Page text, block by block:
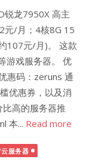
锐龙7950X 高主
元/月；4核8G 15
107元/月)。 这款
游戏服务器。 优
惠码：zeruns 通
优惠券，以及消
高的服务器推
本... Read more
服务器